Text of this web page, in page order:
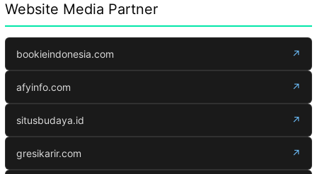
Website Media Partner
bookieindonesia.com ↗
afyinfo.com ↗
situsbudaya.id ↗
gresikarir.com ↗